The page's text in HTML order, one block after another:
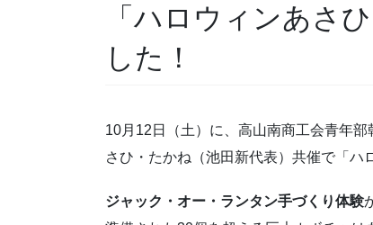
「ハロウィンあさ
した！
10月12日（土）に、高山南商工会青年
さひ・たかね（池田新代表）共催で「ハ
ジャック・オー・ランタン手づくり体験